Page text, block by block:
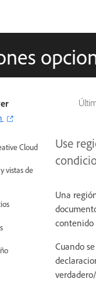
Cloud
vistas de
Use
Una
contenido
Cuando